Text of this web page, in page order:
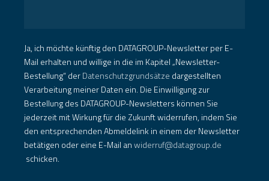
Ja, ich möchte künftig den DATAGROUP-Newsletter per E-
Mail erhalten und willige in die im Kapitel „Newsletter-
Bestellung“ derDatenschutzgrundsätze dargestellten
Verarbeitung meiner Daten ein. Die Einwilligung zur
Bestellung des DATAGROUP-Newsletters können Sie
jederzeit mit Wirkung für die Zukunft widerrufen, indem Sie
den entsprechenden Abmeldelink in einem der Newsletter
betätigen oder eine E-Mail anwiderruf@datagroup.de
schicken.